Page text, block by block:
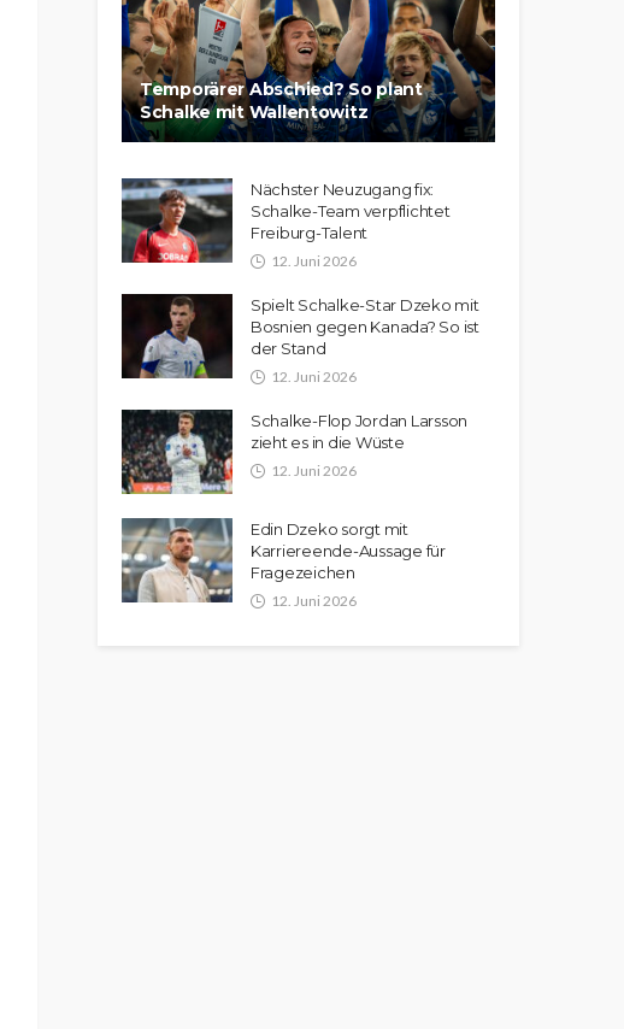
Temporärer Abschied? So plant
Schalke mit Wallentowitz
Nächster Neuzugang fix:
Schalke-Team verpflichtet
Freiburg-Talent
12. Juni 2026
Spielt Schalke-Star Dzeko mit
Bosnien gegen Kanada? So ist
der Stand
12. Juni 2026
Schalke-Flop Jordan Larsson
zieht es in die Wüste
12. Juni 2026
Edin Dzeko sorgt mit
Karriereende-Aussage für
Fragezeichen
12. Juni 2026